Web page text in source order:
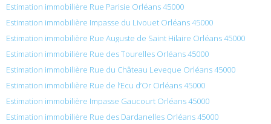
Estimation immobilière Rue Parisie Orléans 45000
Estimation immobilière Impasse du Livouet Orléans 45000
Estimation immobilière Rue Auguste de Saint Hilaire Orléans 45000
Estimation immobilière Rue des Tourelles Orléans 45000
Estimation immobilière Rue du Château Leveque Orléans 45000
Estimation immobilière Rue de l’Ecu d’Or Orléans 45000
Estimation immobilière Impasse Gaucourt Orléans 45000
Estimation immobilière Rue des Dardanelles Orléans 45000